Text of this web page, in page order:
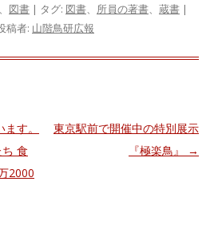
、 図書 | タグ: 図書、 所員の著書、 蔵書 |
稿者: 山階鳥研広報
す。
ち 食
2000
東京駅前で開催中の特別展示
『極楽鳥』
→